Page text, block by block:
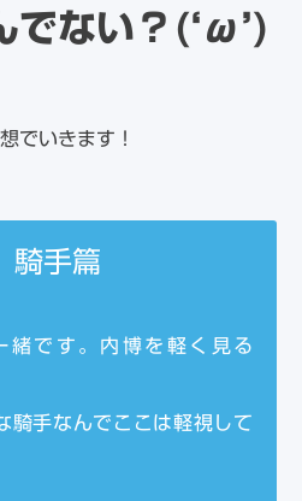
でない？(‘ω’)
でいきます！
手篇
緒です。内博を軽く見る
騎手なんでここは軽視して